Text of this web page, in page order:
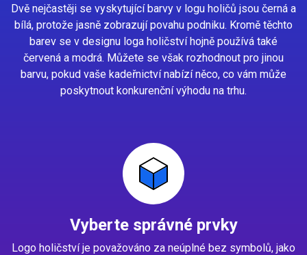
Dvě nejčastěji se vyskytující barvy v logu holičů jsou černá a
bílá, protože jasně zobrazují povahu podniku. Kromě těchto
barev se v designu loga holičství hojně používá také
červená a modrá. Můžete se však rozhodnout pro jinou
barvu, pokud vaše kadeřnictví nabízí něco, co vám může
poskytnout konkurenční výhodu na trhu.
Vyberte správné prvky
Logo holičství je považováno za neúplné bez symbolů, jako